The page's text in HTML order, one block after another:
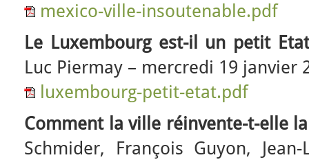
mexico-ville-insoutenable.pdf
Le Luxembourg est-il un petit
Luc Piermay – mercredi 19 janvier
luxembourg-petit-etat.pdf
Comment la ville réinvente-t-elle
Schmider, François Guyon,